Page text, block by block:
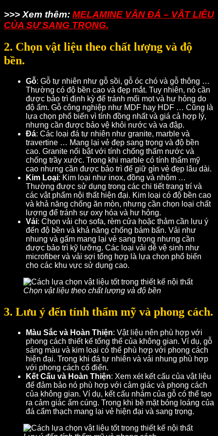
>>> Xem thêm: MELAMINE VÂN ĐÁ – VẬT LIỆU
CỦA SỰ SANG TRỌNG.
2. Chọn vật liệu theo chất lượng và độ
bền.
Gỗ: Gỗ tự nhiên như gỗ sồi, gỗ óc chó và gỗ thông …
Thường có độ bền cao và đẹp mắt. Tuy nhiên, nó cần
được bảo trì định kỳ để tránh mối mọt và hư hỏng do
độ ẩm. Gỗ công nghiệp như MDF hay HDF … Cũng là
lựa chọn phổ biến vì tính đồng nhất và giá cả hợp lý,
nhưng cần được bảo vệ khỏi nước và va đập.
Đá: Các loại đá tự nhiên như granite, marble và
travertine … Mang lại vẻ đẹp sang trọng và độ bền
cao. Granite nổi bật với tính chống thấm nước và
chống trầy xước. Trong khi marble có tính thẩm mỹ
cao nhưng cần được bảo trì để giữ gìn vẻ đẹp lâu dài.
Kim Loại: Kim loại như inox, đồng và nhôm …
Thường được sử dụng trong các chi tiết trang trí và
các vật phẩm nội thất hiện đại. Kim loại có độ bền cao
và khả năng chống ăn mòn, nhưng cần chọn loại chất
lượng để tránh sự oxy hóa và hư hỏng.
Vải: Chọn vải cho sofa, rèm cửa hoặc thảm cần lưu ý
đến độ bền và khả năng chống bám bẩn. Vải như
nhung và gấm mang lại vẻ sang trọng nhưng cần
được bảo trì kỹ lưỡng. Các loại vải dễ vệ sinh như
microfiber và vải sợi tổng hợp là lựa chọn phổ biến
cho các khu vực sử dụng cao.
Chọn vật liệu theo chất lượng và độ bền
3. Lưu ý đến tính thẩm mỹ và phong cách.
Màu Sắc và Hoàn Thiện: Vật liệu nên phù hợp với
phong cách thiết kế tổng thể của không gian. Ví dụ, gỗ
sáng màu và kim loại có thể phù hợp với phong cách
hiện đại. Trong khi đá tự nhiên và vải nhung phù hợp
với phong cách cổ điển.
Kết Cấu và Hoàn Thiện: Xem xét kết cấu của vật liệu
để đảm bảo nó phù hợp với cảm giác và phong cách
của không gian. Ví dụ, kết cấu nhám của gỗ có thể tạo
ra cảm giác ấm cúng. Trong khi bề mặt bóng loáng của
đá cẩm thạch mang lại vẻ hiện đại và sang trọng.